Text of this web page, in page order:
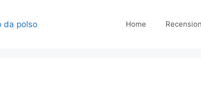
Home